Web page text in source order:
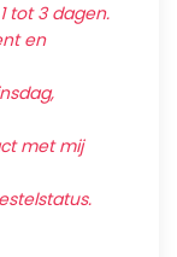
tot 3 dagen.
en
met mij